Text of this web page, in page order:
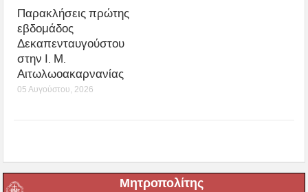
Παρακλήσεις πρώτης
εβδομάδος
Δεκαπενταυγούστου
στην Ι. Μ.
Αιτωλωοακαρνανίας
05 Αυγούστου, 2026
Μητροπολίτης